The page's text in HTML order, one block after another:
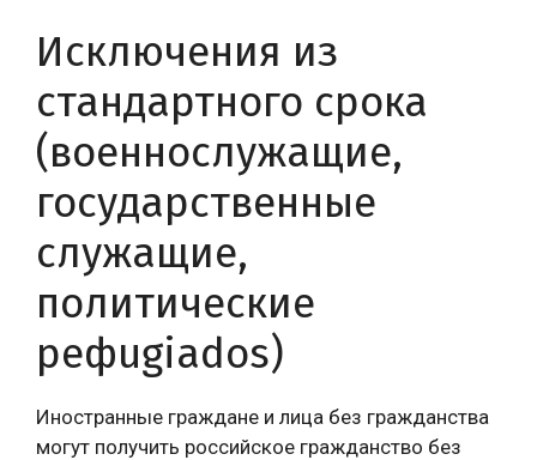
Исключения из
стандартного срока
(военнослужащие,
государственные
служащие,
политические
рефugiados)
Иностранные граждане и лица без гражданства
могут получить российское гражданство без